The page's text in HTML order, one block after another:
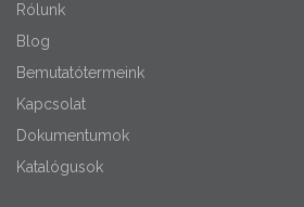
Rólunk
Blog
Bemutatótermeink
Kapcsolat
Dokumentumok
Katalógusok